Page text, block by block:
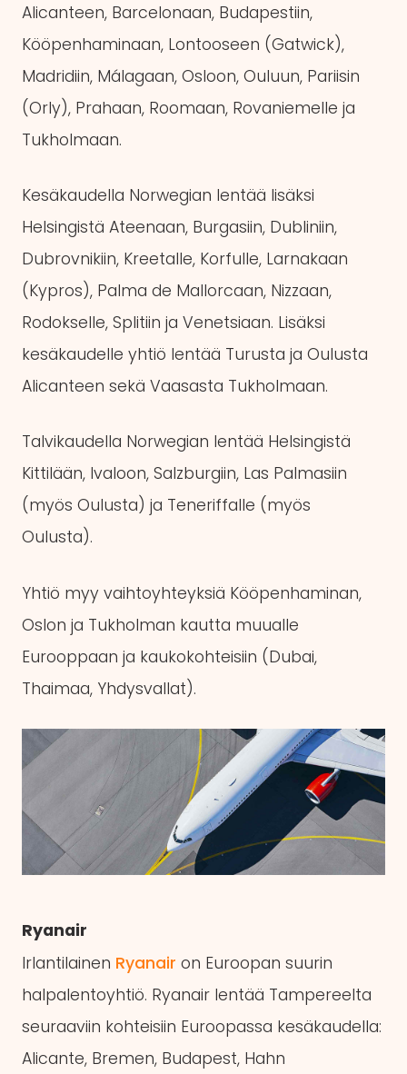
Alicanteen, Barcelonaan, Budapestiin,
Kööpenhaminaan, Lontooseen (Gatwick),
Madridiin, Málagaan, Osloon, Ouluun, Pariisin
(Orly), Prahaan, Roomaan, Rovaniemelle ja
Tukholmaan.
Kesäkaudella Norwegian lentää lisäksi
Helsingistä Ateenaan, Burgasiin, Dubliniin,
Dubrovnikiin, Kreetalle, Korfulle, Larnakaan
(Kypros), Palma de Mallorcaan, Nizzaan,
Rodokselle, Splitiin ja Venetsiaan. Lisäksi
kesäkaudelle yhtiö lentää Turusta ja Oulusta
Alicanteen sekä Vaasasta Tukholmaan.
Talvikaudella Norwegian lentää Helsingistä
Kittilään, Ivaloon, Salzburgiin, Las Palmasiin
(myös Oulusta) ja Teneriffalle (myös
Oulusta).
Yhtiö myy vaihtoyhteyksiä Kööpenhaminan,
Oslon ja Tukholman kautta muualle
Eurooppaan ja kaukokohteisiin (Dubai,
Thaimaa, Yhdysvallat).
Ryanair
Irlantilainen Ryanair on Euroopan suurin
halpalentoyhtiö. Ryanair lentää Tampereelta
seuraaviin kohteisiin Euroopassa kesäkaudella:
Alicante, Bremen, Budapest, Hahn